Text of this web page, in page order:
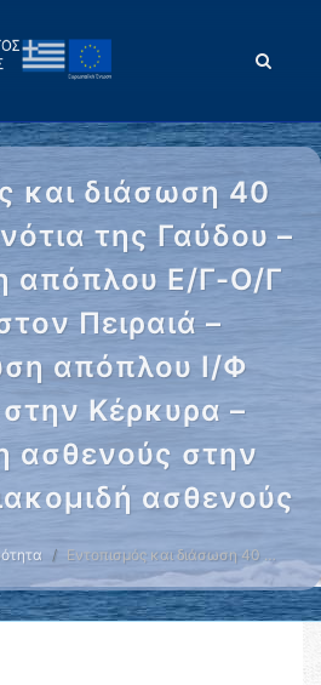
και διάσωση 40
της Γαύδου –
απόπλου Ε/Γ-Ο/Γ
Πειραιά –
απόπλου Ι/Φ
Κέρκυρα –
ασθενούς στην
ασθενούς
Εντοπισμός και διάσωση 40 …